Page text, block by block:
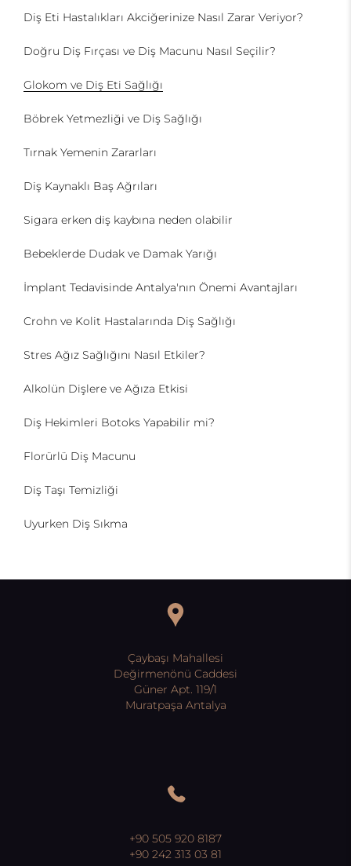
Diş Eti Hastalıkları Akciğerinize Nasıl Zarar Veriyor?
Doğru Diş Fırçası ve Diş Macunu Nasıl Seçilir?
Glokom ve Diş Eti Sağlığı
Böbrek Yetmezliği ve Diş Sağlığı
Tırnak Yemenin Zararları
Diş Kaynaklı Baş Ağrıları
Sigara erken diş kaybına neden olabilir
Bebeklerde Dudak ve Damak Yarığı
İmplant Tedavisinde Antalya'nın Önemi Avantajları
Crohn ve Kolit Hastalarında Diş Sağlığı
Stres Ağız Sağlığını Nasıl Etkiler?
Alkolün Dişlere ve Ağıza Etkisi
Diş Hekimleri Botoks Yapabilir mi?
Florürlü Diş Macunu
Diş Taşı Temizliği
Uyurken Diş Sıkma
Çaybaşı Mahallesi
Değirmenönü Caddesi
Güner Apt. 119/1
Muratpaşa Antalya
+90 505 920 8187
+90 242 313 03 81